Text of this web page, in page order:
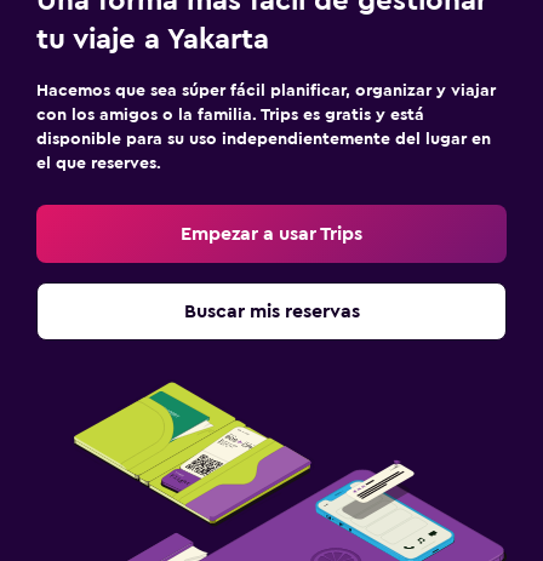
tu viaje a Yakarta
Hacemos que sea súper fácil planificar, organizar y viajar
con los amigos o la familia. Trips es gratis y está
disponible para su uso independientemente del lugar en
el que reserves.
Empezar a usar Trips
Buscar mis reservas